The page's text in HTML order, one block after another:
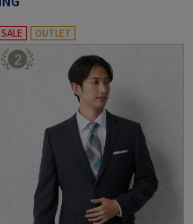
SALE OUTLET
2